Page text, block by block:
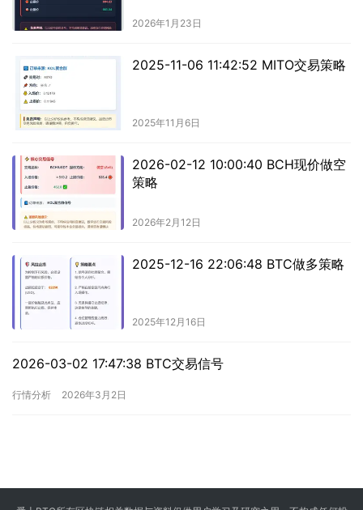
2026年1月23日
2025-11-06 11:42:52 MITO交易策略
2025年11月6日
2026-02-12 10:00:40 BCH现价做空
策略
2026年2月12日
2025-12-16 22:06:48 BTC做多策略
2025年12月16日
2026-03-02 17:47:38 BTC交易信号
行情分析 2026年3月2日